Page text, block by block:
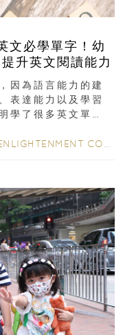
文必學單字！幼
升英文閱讀能力
因為語言能力的建
表達能力以及學習
學了很多英文單
CORNER